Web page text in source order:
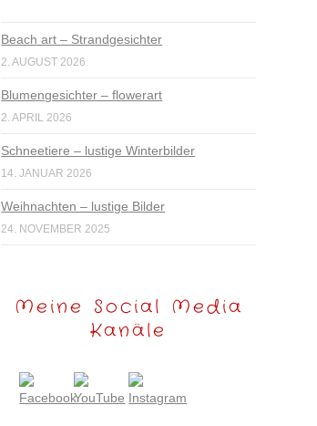
Beach art – Strandgesichter
2. AUGUST 2026
Blumengesichter – flowerart
2. APRIL 2026
Schneetiere – lustige Winterbilder
14. JANUAR 2026
Weihnachten – lustige Bilder
24. NOVEMBER 2025
Meine Social Media
Kanäle